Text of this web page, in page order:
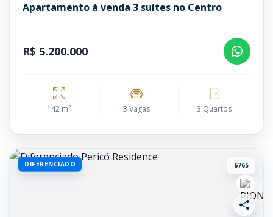
Apartamento à venda 3 suítes no Centro
R$ 5.200.000
142 m² 3 Vagas 3 Quartos
DIFERENCIADO 6765